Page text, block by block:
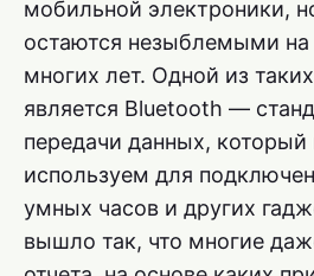
мобильной электроники,
остаются незыблемыми
многих лет. Одной из
является Bluetooth —
передачи данных,
используем для
умных часов и других
вышло так, что многие